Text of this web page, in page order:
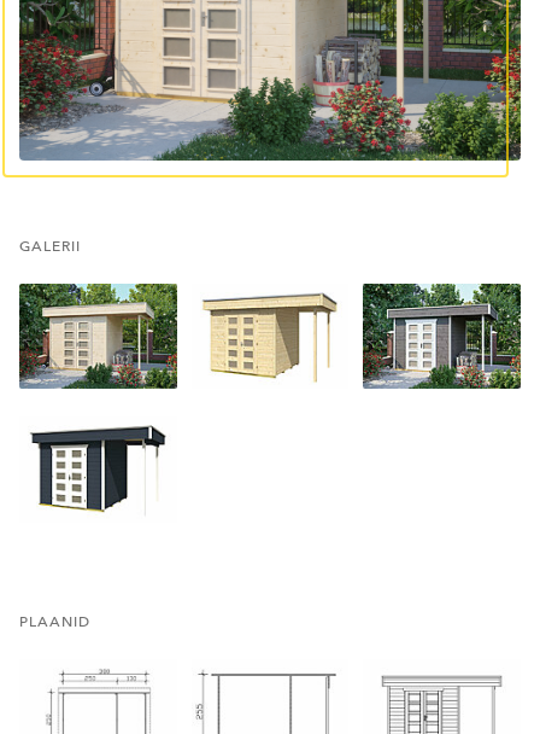
GALERII
PLAANID